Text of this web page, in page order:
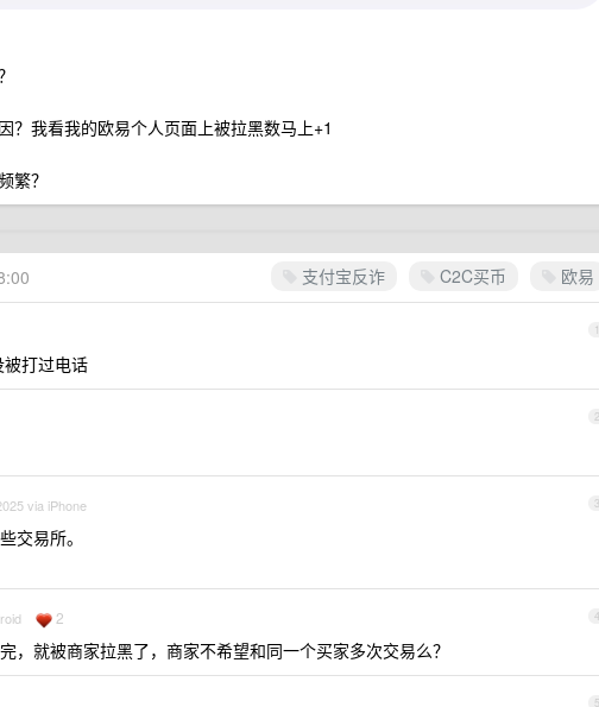
？我看我的欧易个人页面上被拉黑数马上+1
繁？
支付宝反诈 C2C买币 欧易
1
打过电话
2
3
via iPhone
交易所。
4
2
，就被商家拉黑了，商家不希望和同一个买家多次交易么？
5